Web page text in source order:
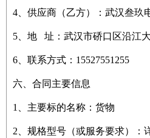
4、供应商（乙方）：武汉叁玖
5、地 址：武汉市硚口区沿江
6、联系方式：15527551255
六、合同主要信息
1、主要标的名称：货物
2、规格型号（或服务要求）：